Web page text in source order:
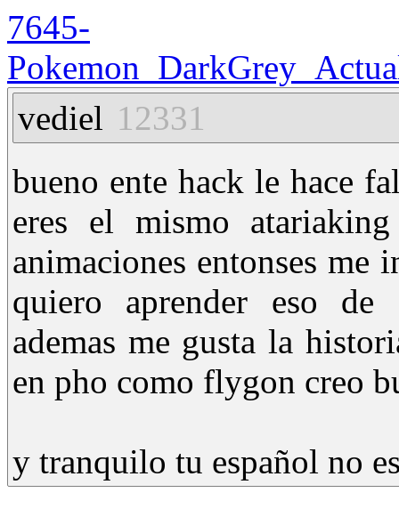
7645-
vediel 12331
bueno ente hack le hace
eres el mismo
animaciones entonses me
quiero aprender eso de
ademas me gusta la
en pho como flygon creo
y tranquilo tu español no